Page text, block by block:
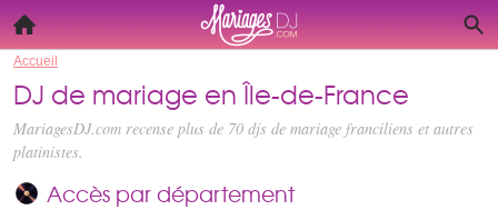
Accueil
DJ de mariage en Île-de-France
MariagesDJ.com recense plus de 70 djs de mariage franciliens et autres
platinistes.
Accès par département